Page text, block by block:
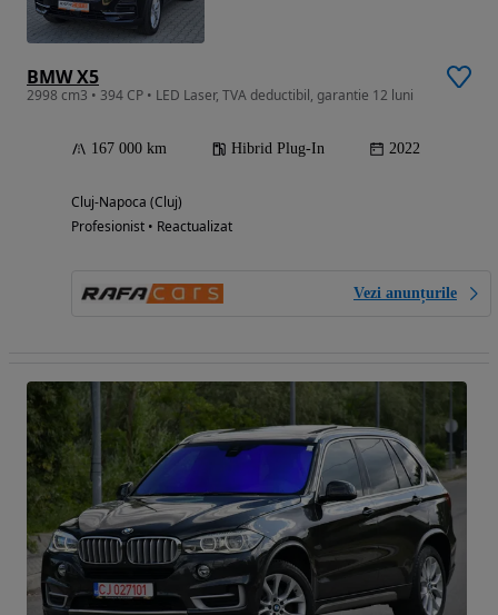
BMW X5
2998 cm3 • 394 CP • LED Laser, TVA deductibil, garantie 12 luni
167 000 km Hibrid Plug-In 2022
Cluj-Napoca (Cluj)
Profesionist • Reactualizat
Vezi anunțurile